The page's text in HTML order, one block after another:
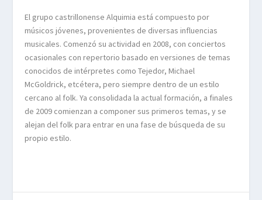
El grupo castrillonense Alquimia está compuesto por
músicos jóvenes, provenientes de diversas influencias
musicales. Comenzó su actividad en 2008, con conciertos
ocasionales con repertorio basado en versiones de temas
conocidos de intérpretes como Tejedor, Michael
McGoldrick, etcétera, pero siempre dentro de un estilo
cercano al folk. Ya consolidada la actual formación, a finales
de 2009 comienzan a componer sus primeros temas, y se
alejan del folk para entrar en una fase de búsqueda de su
propio estilo.